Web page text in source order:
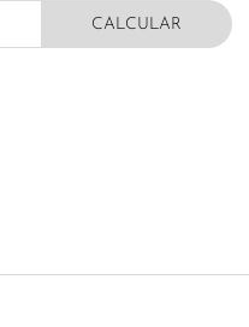
CALCULAR